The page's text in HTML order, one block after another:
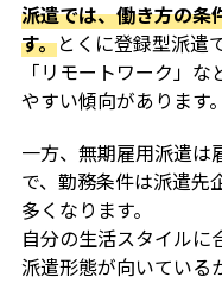
派遣では、働き方の条
す。とくに登録型派遣
「リモートワーク」
やすい傾向があります。
一方、無期雇用派遣は
で、勤務条件は派遣先
多くなります。
自分の生活スタイルに
派遣形態が向いている